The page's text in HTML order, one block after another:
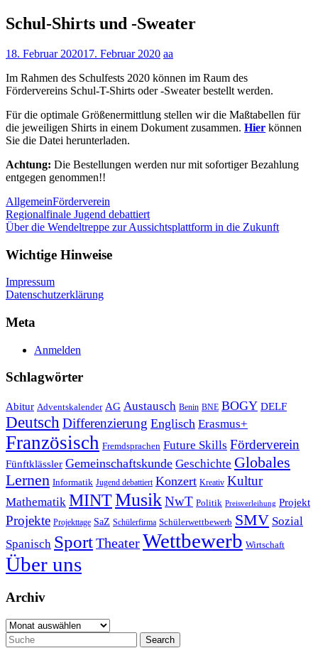
Schul-Shirts und -Sweater
18. Februar 202017. Februar 2020 aa
Im Rahmen des Schulfests 2020 können im Raum des
Fördervereins Schul-T-Shirts oder -Sweater bestellt werden.
Für die optimale Größenermittlung stellen wir die Maßtabellen für
die jeweiligen Shirts in einem Dokument zusammen. Hier können
Sie die Datei herunterladen.
Achtung: Die Bestellungen werden nur mit sofortiger Bezahlung
entgegen genommen!!
AllgemeinFörderverein
Beitragsnavigation
Regionalfinale Jugend debattiert
Über die Wendeltreppe zur Aussichtsplattform in die Zukunft
Wichtige Hinweise
Impressum
Datenschutzerklärung
Meta
Anmelden
Schlagwörter
Abitur Adventskalender AG Austausch Benin BNE BOGY DELF
DeutschDifferenzierung Englisch Erasmus+
Französisch Fremdsprachen Future Skills Förderverein
Fünftklässler Gemeinschaftskunde Geschichte Globales
Lernen Informatik Jugend debattiert Konzert Kreativ Kultur
Mathematik MINTMusikNwT Politik Preisverleihung Projekt
Projekte Projekttage SaZ Schülerfirma Schülerwettbewerb SMV Sozial
Spanisch SportTheaterWettbewerb Wirtschaft
Über uns
Archiv
Archiv
Search